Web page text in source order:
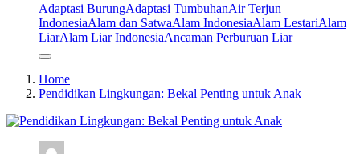
Adaptasi BurungAdaptasi TumbuhanAir Terjun
IndonesiaAlam dan SatwaAlam IndonesiaAlam LestariAlam
LiarAlam Liar IndonesiaAncaman Perburuan Liar
Home
Pendidikan Lingkungan: Bekal Penting untuk Anak